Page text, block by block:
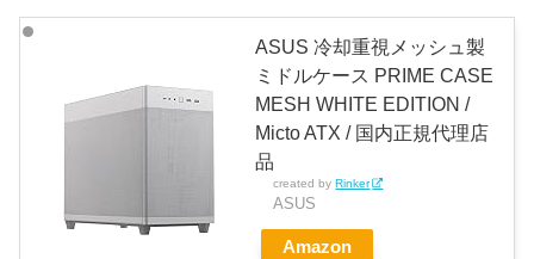
ASUS 冷却重視メッシュ製
ミドルケース PRIME CASE
MESH WHITE EDITION /
Micto ATX / 国内正規代理店
品
created byRinker
ASUS
Amazon